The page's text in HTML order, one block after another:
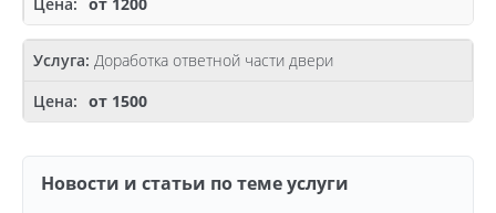
Доработка ответной части двери
от 1500
Новости и статьи по теме услуги